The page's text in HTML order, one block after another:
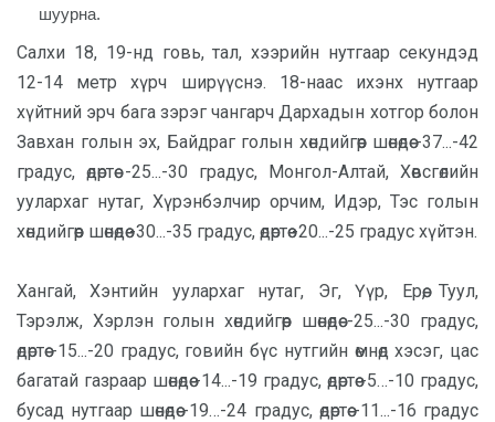
шуурна.
Салхи 18, 19-нд говь, тал, хээрийн нутгаар секундэд
12-14 метр хүрч ширүүснэ. 18-наас ихэнх нутгаар
хүйтний эрч бага зэрэг чангарч Дархадын хотгор болон
Завхан голын эх, Байдраг голын хөндийгөөр шөнөдөө -37...-42
градус, өдөртөө -25...-30 градус, Монгол-Алтай, Хөвсгөлийн
уулархаг нутаг, Хүрэнбэлчир орчим, Идэр, Тэс голын
хөндийгөөр шөнөдөө -30...-35 градус, өдөртөө -20...-25 градус хүйтэн.
Хангай, Хэнтийн уулархаг нутаг, Эг, Үүр, Ерөө, Туул,
Тэрэлж, Хэрлэн голын хөндийгөөр шөнөдөө -25...-30 градус,
өдөртөө -15...-20 градус, говийн бүс нутгийн өмнөд хэсэг, цас
багатай газраар шөнөдөө -14...-19 градус, өдөртөө -5…-10 градус,
бусад нутгаар шөнөдөө -19…-24 градус, өдөртөө -11...-16 градус